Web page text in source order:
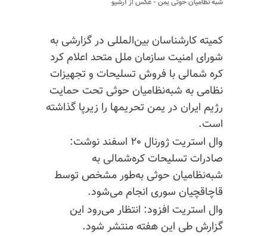
شبه نظامیان حوثی یمن - عکس از آرشیو
کمیته کارشناسان بین‌المللی در گزارشی به
شورای امنیت سازمان ملل ‌متحد اعلام کرد
کره شمالی با فروش تسلیحات و تجهیزات
نظامی به شبه‌نظامیان حوثی تحت حمایت
رژیم ایران در یمن تحریمها را زیرپا گذاشته
است.
وال استریت ژورنال ۲۰ اسفند نوشت:
صادرات تسلیحات کره‌شمالی به
شبه‌نظامیان حوثی به‌طور مشخص توسط
قاچاقچیان سوری انجام می‌شود.
وال استریت افزود: انتظار می‌رود این
گزارش طی این هفته منتشر شود.